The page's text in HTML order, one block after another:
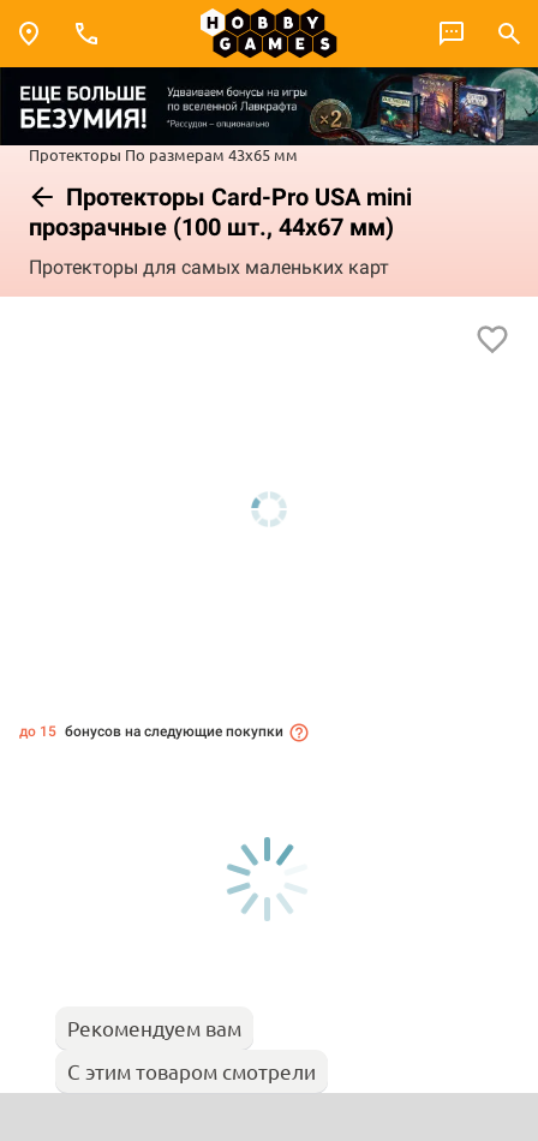
Протекторы По размерам 43x65 мм
Протекторы Card-Pro USA mini
прозрачные (100 шт., 44x67 мм)
Протекторы для самых маленьких карт
до 15 бонусов на следующие покупки
Рекомендуем вам
С этим товаром смотрели